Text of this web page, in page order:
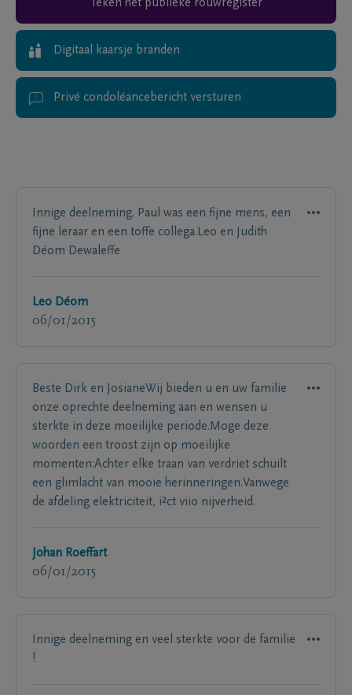
Teken het publieke rouwregister
Digitaal kaarsje branden
Privé condoléancebericht versturen
Innige deelneming. Paul was een fijne mens, een
fijne leraar en een toffe collega.Leo en Judith
Déom Dewaleffe
Leo Déom
06/01/2015
Beste Dirk en JosianeWij bieden u en uw familie
onze oprechte deelneming aan en wensen u
sterkte in deze moeilijke periode.Moge deze
woorden een troost zijn op moeilijke
momenten:Achter elke traan van verdriet schuilt
een glimlacht van mooie herinneringen.Vanwege
de afdeling elektriciteit, i²ct viio nijverheid.
Johan Roeffart
06/01/2015
Innige deelneming en veel sterkte voor de familie
!